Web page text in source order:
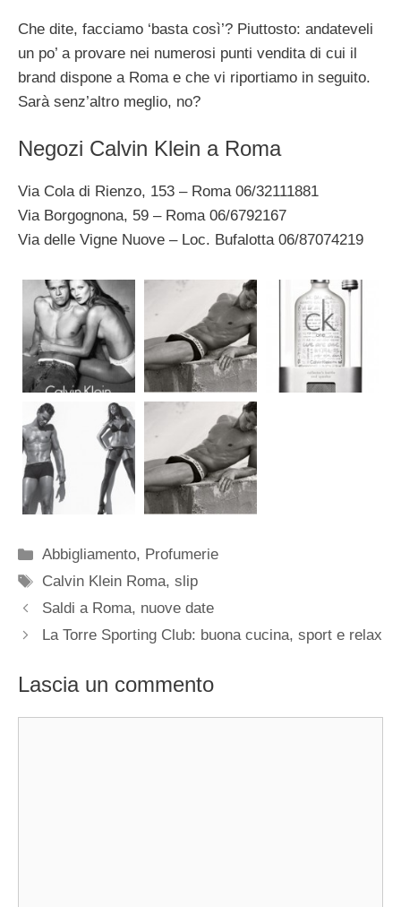
Che dite, facciamo ‘basta così’? Piuttosto: andateveli
un po’ a provare nei numerosi punti vendita di cui il
brand dispone a Roma e che vi riportiamo in seguito.
Sarà senz’altro meglio, no?
Negozi Calvin Klein a Roma
Via Cola di Rienzo, 153 – Roma 06/32111881
Via Borgognona, 59 – Roma 06/6792167
Via delle Vigne Nuove – Loc. Bufalotta 06/87074219
Categorie
Abbigliamento, Profumerie
Tag
Calvin Klein Roma,slip
Saldi a Roma, nuove date
La Torre Sporting Club: buona cucina, sport e relax
Lascia un commento